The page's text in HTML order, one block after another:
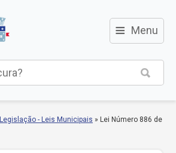
≡ Menu
Legislação - Leis Municipais » Lei Número 886 de